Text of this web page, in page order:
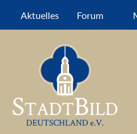
Aktuelles Forum